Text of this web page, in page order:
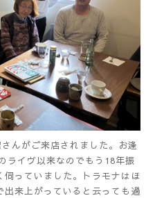
んがご来店されました。お逢
ライヴ以来なのでもう18年振
っていました。トラモナはほ
来上がっていると云っても過